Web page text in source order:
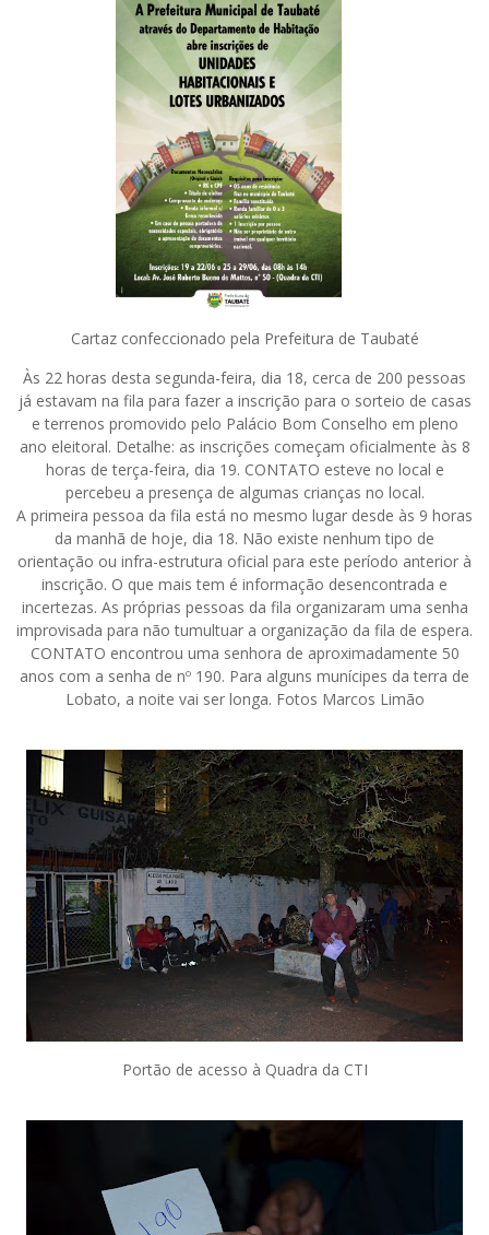
Cartaz confeccionado pela Prefeitura de Taubaté
Às 22 horas desta segunda-feira, dia 18, cerca de 200 pessoas
já estavam na fila para fazer a inscrição para o sorteio de casas
e terrenos promovido pelo Palácio Bom Conselho em pleno
ano eleitoral. Detalhe: as inscrições começam oficialmente às 8
horas de terça-feira, dia 19. CONTATO esteve no local e
percebeu a presença de algumas crianças no local.
A primeira pessoa da fila está no mesmo lugar desde às 9 horas
da manhã de hoje, dia 18. Não existe nenhum tipo de
orientação ou infra-estrutura oficial para este período anterior à
inscrição. O que mais tem é informação desencontrada e
incertezas. As próprias pessoas da fila organizaram uma senha
improvisada para não tumultuar a organização da fila de espera.
CONTATO encontrou uma senhora de aproximadamente 50
anos com a senha de nº 190. Para alguns munícipes da terra de
Lobato, a noite vai ser longa. Fotos Marcos Limão
Portão de acesso à Quadra da CTI